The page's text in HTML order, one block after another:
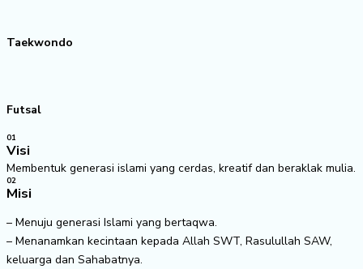
Taekwondo
Futsal
01
Visi
Membentuk generasi islami yang cerdas, kreatif dan beraklak mulia.
02
Misi
– Menuju generasi Islami yang bertaqwa.
– Menanamkan kecintaan kepada Allah SWT, Rasulullah SAW,
keluarga dan Sahabatnya.